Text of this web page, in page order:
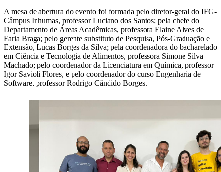
A mesa de abertura do evento foi formada pelo diretor-geral do IFG-
Câmpus Inhumas, professor Luciano dos Santos; pela chefe do
Departamento de Áreas Acadêmicas, professora Elaine Alves de
Faria Braga; pelo gerente substituto de Pesquisa, Pós-Graduação e
Extensão, Lucas Borges da Silva; pela coordenadora do bacharelado
em Ciência e Tecnologia de Alimentos, professora Simone Silva
Machado; pelo coordenador da Licenciatura em Química, professor
Igor Savioli Flores, e pelo coordenador do curso Engenharia de
Software, professor Rodrigo Cândido Borges.